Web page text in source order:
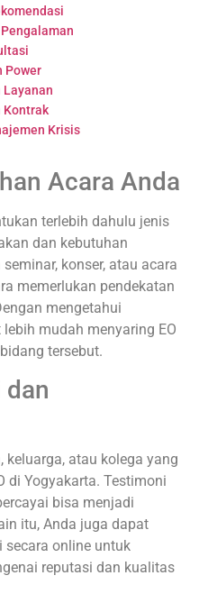
Power
Layanan
Kontrak
Krisis
Acara Anda
terlebih dahulu jenis
dan kebutuhan
konser, atau acara
memerlukan pendekatan
mengetahui
mudah menyaring EO
tersebut.
dan
keluarga, atau kolega yang
di Yogyakarta. Testimoni
bisa menjadi
itu, Anda juga dapat
secara online untuk
reputasi dan kualitas